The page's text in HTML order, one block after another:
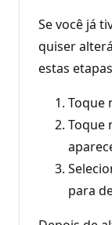
Se você já
quiser
estas
Toque
Toque
para